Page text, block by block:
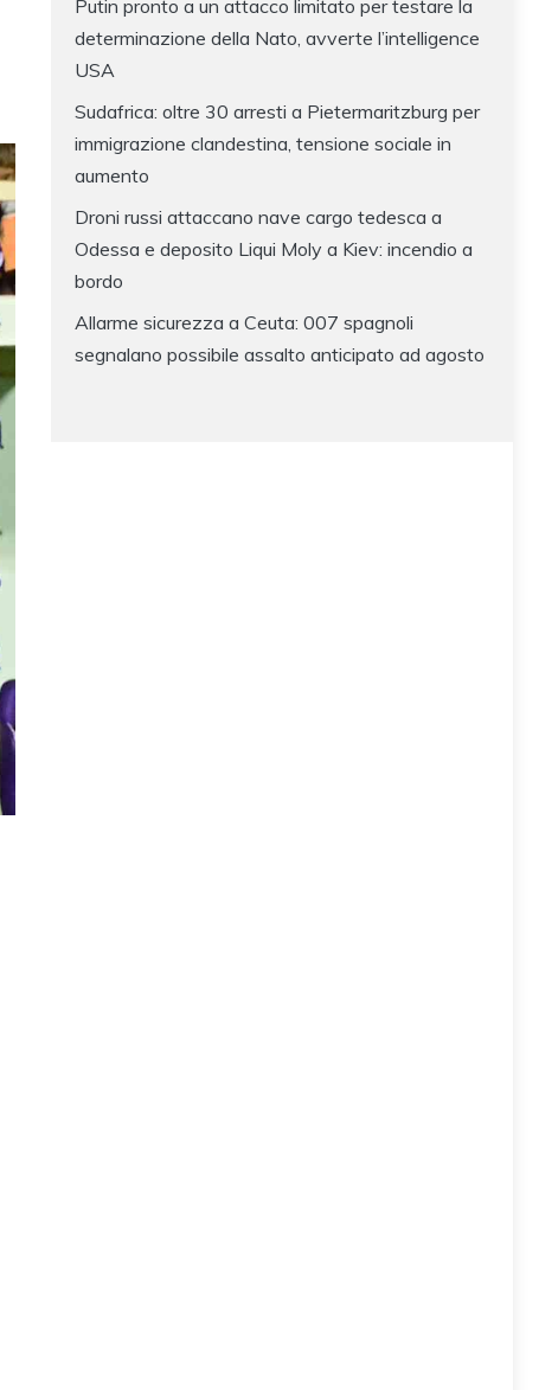
Putin pronto a un attacco limitato per testare la
determinazione della Nato, avverte l’intelligence
USA
Sudafrica: oltre 30 arresti a Pietermaritzburg per
immigrazione clandestina, tensione sociale in
aumento
Droni russi attaccano nave cargo tedesca a
Odessa e deposito Liqui Moly a Kiev: incendio a
bordo
Allarme sicurezza a Ceuta: 007 spagnoli
segnalano possibile assalto anticipato ad agosto